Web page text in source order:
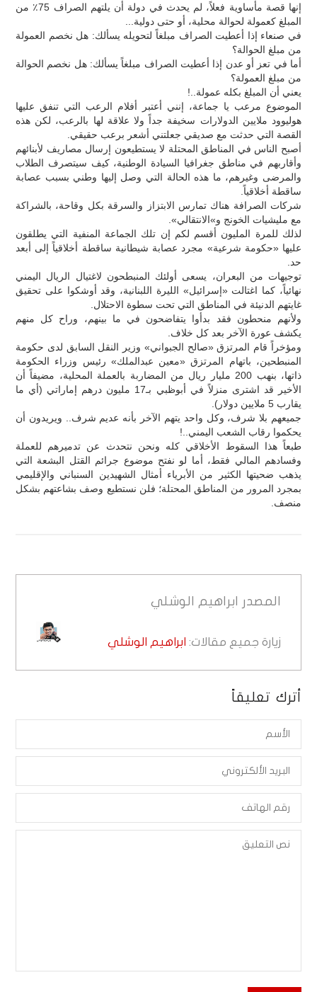
إنها قصة مأساوية فعلاً، لم يحدث في دولة أن يلتهم الصراف 75٪ من
المبلغ كعمولة لحوالة محلية، أو حتى دولية...
في صنعاء إذا أعطيت الصراف مبلغاً لتحويله يسألك: هل نخصم العمولة
من مبلغ الحوالة؟
أما في تعز أو عدن إذا أعطيت الصراف مبلغاً يسألك: هل نخصم الحوالة
من مبلغ العمولة؟
يعني أن المبلغ بكله عمولة..!
الموضوع مرعب يا جماعة، إنني أعتبر أفلام الرعب التي تنفق عليها
هوليوود ملايين الدولارات سخيفة جداً ولا علاقة لها بالرعب، لكن هذه
القصة التي حدثت مع صديقي جعلتني أشعر برعب حقيقي.
أصبح الناس في المناطق المحتلة لا يستطيعون إرسال مصاريف لأبنائهم
وأقاربهم في مناطق جغرافيا السيادة الوطنية، كيف سيتصرف الطلاب
والمرضى وغيرهم، ما هذه الحالة التي وصل إليها وطني بسبب عصابة
ساقطة أخلاقياً.
شركات الصرافة هناك تمارس الابتزاز والسرقة بكل وقاحة، بالشراكة
مع مليشيات الخونج و»الانتقالي».
لذلك للمرة المليون أقسم لكم إن تلك الجماعة المنفية التي يطلقون
عليها «حكومة شرعية» مجرد عصابة شيطانية ساقطة أخلاقياً إلى أبعد
حد.
توجيهات من البعران، يسعى أولئك المنبطحون لاغتيال الريال اليمني
نهائياً، كما اغتالت «إسرائيل» الليرة اللبنانية، وقد أوشكوا على تحقيق
غايتهم الدنيئة في المناطق التي تحت سطوة الاحتلال.
ولأنهم منحطون فقد بدأوا يتفاضحون في ما بينهم، وراح كل منهم
يكشف عورة الآخر بعد كل خلاف.
ومؤخراً قام المرتزق «صالح الجبواني» وزير النقل السابق لدى حكومة
المنبطحين، باتهام المرتزق «معين عبدالملك» رئيس وزراء الحكومة
ذاتها، بنهب 200 مليار ريال من المضاربة بالعملة المحلية، مضيفاً أن
الأخير قد اشترى منزلاً في أبوظبي بـ17 مليون درهم إماراتي (أي ما
يقارب 5 ملايين دولار).
جميعهم بلا شرف، وكل واحد يتهم الآخر بأنه عديم شرف.. ويريدون أن
يحكموا رقاب الشعب اليمني..!
طبعاً هذا السقوط الأخلاقي كله ونحن نتحدث عن تدميرهم للعملة
وفسادهم المالي فقط، أما لو نفتح موضوع جرائم القتل البشعة التي
يذهب ضحيتها الكثير من الأبرياء أمثال الشهيدين السنباني والإقليمي
بمجرد المرور من المناطق المحتلة؛ فلن نستطيع وصف بشاعتهم بشكل
منصف.
المصدر ابراهيم الوشلي
زيارة جميع مقالات: ابراهيم الوشلي
أترك تعليقاً